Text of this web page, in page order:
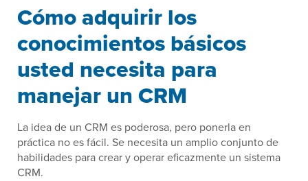
Cómo adquirir los
conocimientos básicos
usted necesita para
manejar un CRM
La idea de un CRM es poderosa, pero ponerla en
práctica no es fácil. Se necesita un amplio conjunto de
habilidades para crear y operar eficazmente un sistema
CRM.